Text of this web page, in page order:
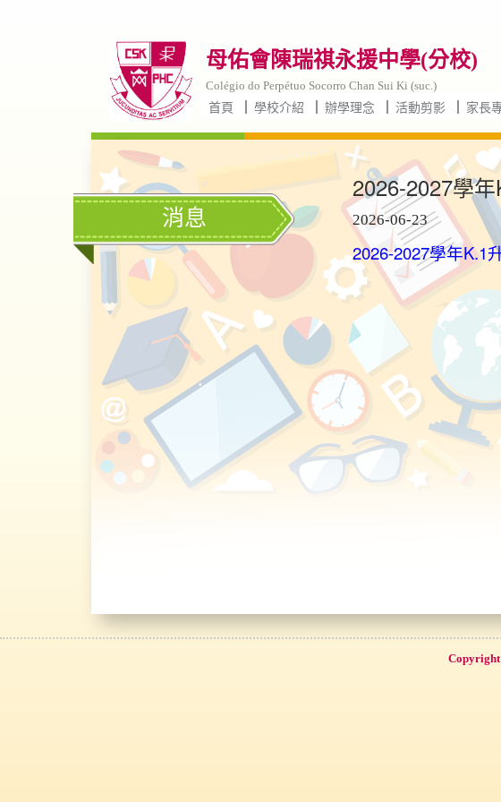
母佑會陳瑞祺永援中學(分校)
Colégio do Perpétuo Socorro Chan Sui Ki (suc.)
首頁 學校介紹 辦學理念 活動剪影 家長
消息
2026-2027學
2026-06-23
2026-2027學年K.1